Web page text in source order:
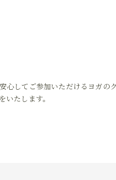
してご参加いただけるヨガの
たします。